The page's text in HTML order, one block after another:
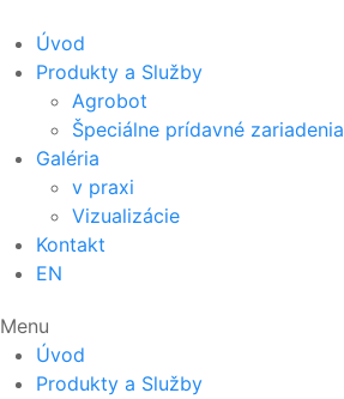
to
content
Úvod
Produkty a Služby
Agrobot
Špeciálne prídavné zariadenia
Galéria
v praxi
Vizualizácie
Kontakt
EN
Menu
Úvod
Produkty a Služby